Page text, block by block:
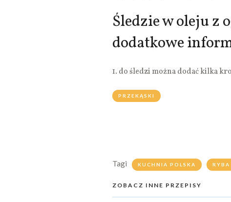
Śledzie w oleju z
dodatkowe
1. do śledzi można dodać kilka
PRZEKĄSKI
Tagi KUCHNIA POLSKA RYBA
ZOBACZ INNE PRZEPISY